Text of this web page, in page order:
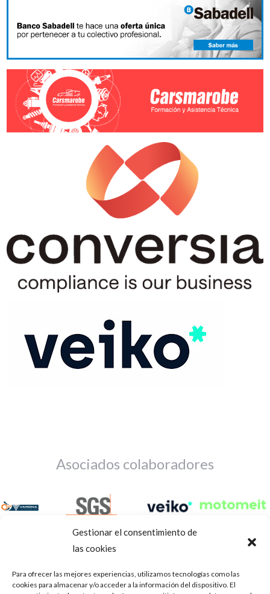
Gestionar el consentimiento de
las cookies
Para ofrecer las mejores experiencias, utilizamos tecnologías como las
cookies para almacenar y/o acceder a la información del dispositivo. El
Asociados colaboradores